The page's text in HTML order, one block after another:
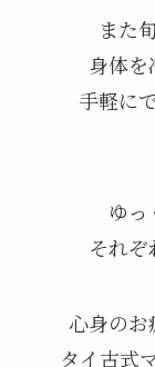
また
身体
手軽に
ゆ
それ
心身の
タイ古式